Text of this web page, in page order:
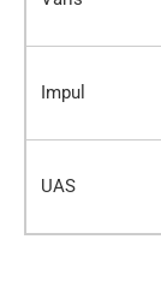
Impul
UAS